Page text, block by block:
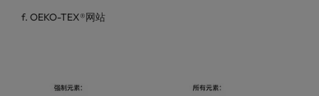
f. OEKO-TEX®网站